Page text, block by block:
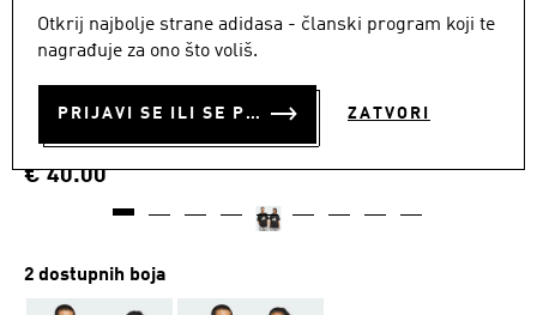
Otkrij najbolje strane adidasa - članski program koji te
nagrađuje za ono što voliš.
PRIJAVI SE ILI SE PRIDRUŽI SADA ZATVORI
MAJICA KRATKIH RUKAVA
ADIDAS BASKETBALL
(RODNO NEUTRALNA)
€ 40.00
2 dostupnih boja